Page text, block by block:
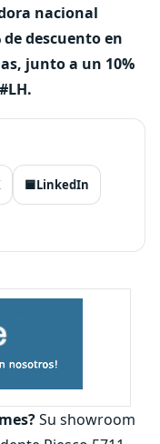
nacional
descuento en
junto a un 10%
🟦LinkedIn
Su showroom